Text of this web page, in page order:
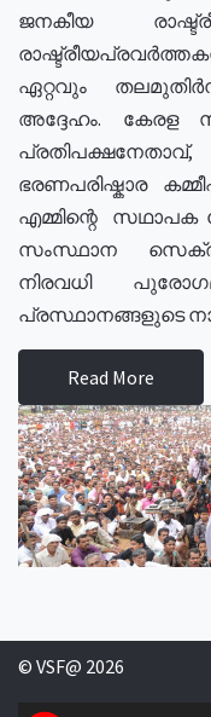
ജനകീയ
ഏറ്റവും
അദ്ദേഹം. കേരള
ഭരണപരിഷ്കാര
എമ്മിന്റെ സഥാപക
സംസ്ഥാന
നിരവധി
പ്രസ്ഥാനങ്ങളുടെ
Read More
© VSF@ 2026